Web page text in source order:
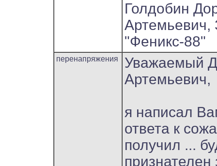
Голдобин
"Феникс-88"
перенапряжения
Уважаемый
Артемьевич,
я написал
ответа к
получил ...